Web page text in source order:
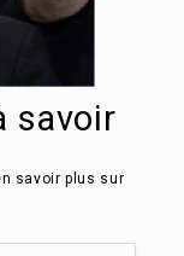
savoir
savoir plus sur